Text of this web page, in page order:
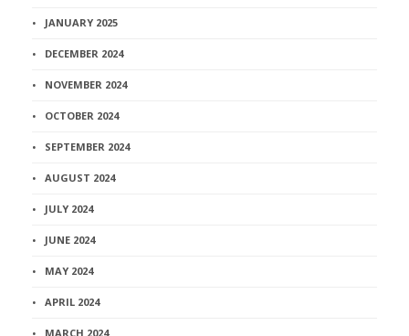
JANUARY 2025
DECEMBER 2024
NOVEMBER 2024
OCTOBER 2024
SEPTEMBER 2024
AUGUST 2024
JULY 2024
JUNE 2024
MAY 2024
APRIL 2024
MARCH 2024